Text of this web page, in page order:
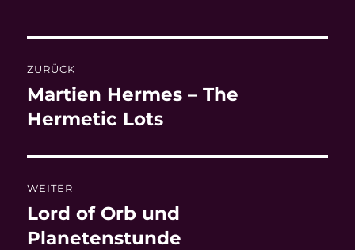
ZURÜCK
Vorheriger
Beitrag:
Martien Hermes – The
Hermetic Lots
WEITER
Nächster
Beitrag:
Lord of Orb und
Planetenstunde